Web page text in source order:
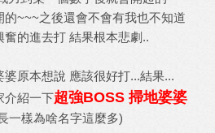
的~~~之後還會不會有我也不知道
的進去打 結果根本悲劇..
原本想說 應該很好打...結果...
介紹一下超強BOSS 掃地婆婆
一樣為啥名字這麼多)